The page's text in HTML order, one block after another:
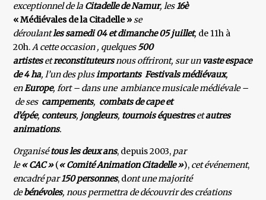
exceptionnel de la Citadelle de Namur, les16è
« Médiévales de la Citadelle »se
déroulantles samedi 04 et dimanche 05 juillet, de 11h à
20h.A cette occasion , quelques500
artistesetreconstituteursnous offriront, sur unvaste espace
de 4 ha, l’un des plusimportants Festivals médiévaux,
enEurope, fort – dans une ambiance musicale médiévale –
de ses campements, combats de cape et
d’épée, conteurs, jongleurs, tournois équestresetautres
animations.
Organisétous les deux ans, depuis 2003, par
le« CAC »(« Comité Animation Citadelle »), cet événement,
encadré par150 personnes, dont une majorité
debénévoles, nous permettra de découvrir des créations